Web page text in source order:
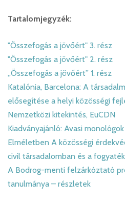
Tartalomjegyzék:
"Összefogás a jövőért" 3. rész
"Összefogás a jövőért" 2. rész
„Összefogás a jövőért” 1. rész
Katalónia, Barcelona: A
elősegítése a helyi közösségi
Nemzetközi kitekintés, EuCDN
Kiadványajánló: Avasi monológok
Elméletben A közösségi
civil társadalomban és a
A Bodrog-menti felzárkóztató
tanulmánya – részletek